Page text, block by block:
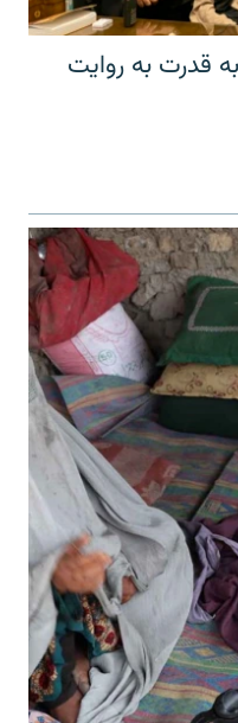
قدرت به روایت